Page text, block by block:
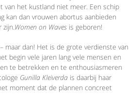
van het kustland niet meer. Een schip
kan dan vrouwen abortus aanbieden
zijn.Women on Waves is geboren!
maar dan! Het is de grote verdienste van
begin vele jaren lang vele mensen en
te betrekken en te enthousiasmeren
Gunilla Kleiverda is daarbij haar
moment dat de plannen concreet